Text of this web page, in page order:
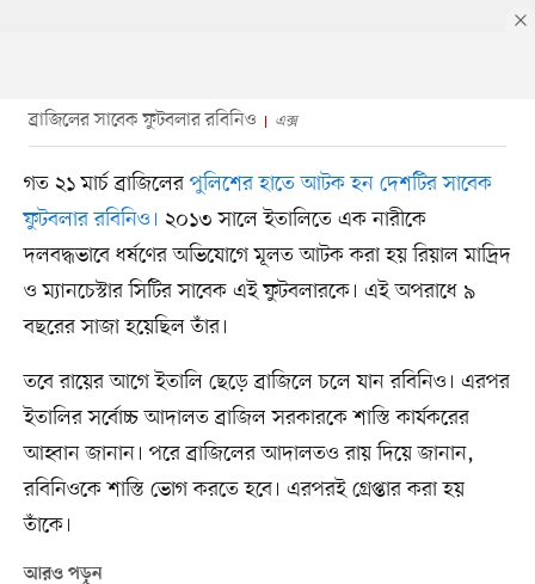
ব্রাজিলের সাবেক ফুটবলার রবিনিও এক্স
গত ২১ মার্চ ব্রাজিলের পুলিশের হাতে আটক হন দেশটির সাবেক
ফুটবলার রবিনিও। ২০১৩ সালে ইতালিতে এক নারীকে
দলবদ্ধভাবে ধর্ষণের অভিযোগে মূলত আটক করা হয় রিয়াল মাদ্রিদ
ও ম্যানচেস্টার সিটির সাবেক এই ফুটবলারকে। এই অপরাধে ৯
বছরের সাজা হয়েছিল তাঁর।
তবে রায়ের আগে ইতালি ছেড়ে ব্রাজিলে চলে যান রবিনিও। এরপর
ইতালির সর্বোচ্চ আদালত ব্রাজিল সরকারকে শাস্তি কার্যকরের
আহ্বান জানান। পরে ব্রাজিলের আদালতও রায় দিয়ে জানান,
রবিনিওকে শাস্তি ভোগ করতে হবে। এরপরই গ্রেপ্তার করা হয়
তাঁকে।
আরও পড়ুন